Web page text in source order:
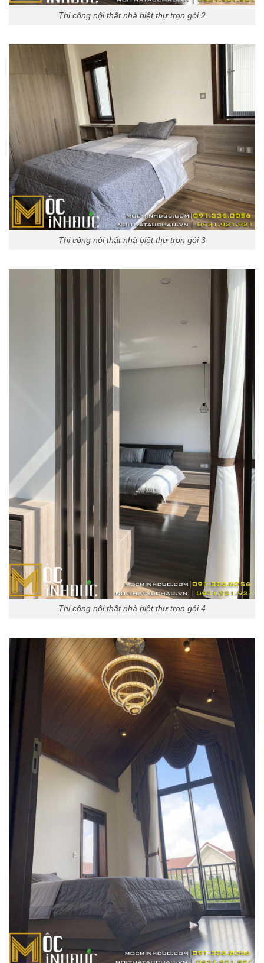
Thi công nội thất nhà biệt thự trọn gói 2
Thi công nội thất nhà biệt thự trọn gói 3
Thi công nội thất nhà biệt thự trọn gói 4